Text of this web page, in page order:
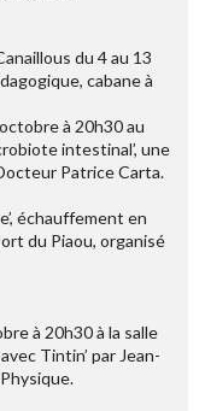
du 4 au 13
cabane à
à 20h30 au
intestinal’, une
Patrice Carta.
échauffement en
du Piaou, organisé
à 20h30 à la salle
Tintin’ par Jean-